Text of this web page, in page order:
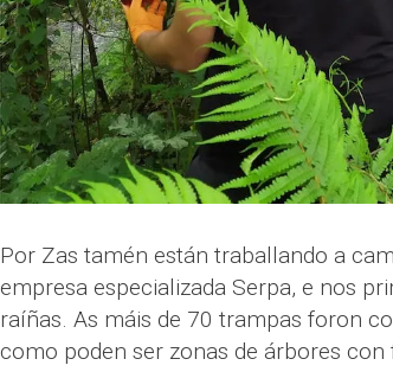
Por Zas tamén están traballando a
empresa especializada Serpa, e nos
raíñas. As máis de 70 trampas foron
como poden ser zonas de árbores con